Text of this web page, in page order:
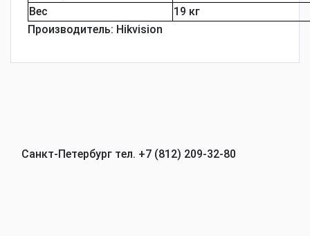
Вес
19 кг
Производитель: Hikvision
Санкт-Петербург тел. +7 (812) 209-32-80